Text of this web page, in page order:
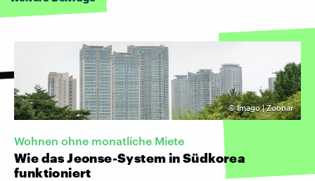
©Imago | Zoonar
Wohnen ohne monatliche Miete
Wie das Jeonse-System in Südkorea
funktioniert